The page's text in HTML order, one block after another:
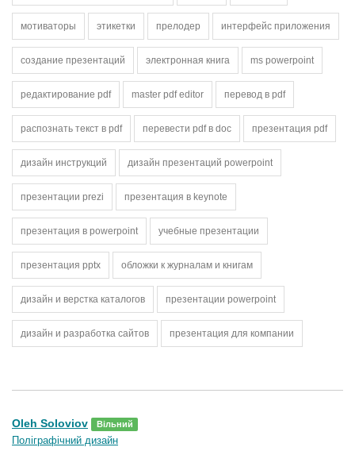
мотиваторы этикетки прелодер интерфейс приложения
создание презентаций электронная книга ms powerpoint
редактирование pdf master pdf editor перевод в pdf
распознать текст в pdf перевести pdf в doc презентация pdf
дизайн инструкций дизайн презентаций powerpoint
презентации prezi презентация в keynote
презентация в powerpoint учебные презентации
презентация pptx обложки к журналам и книгам
дизайн и верстка каталогов презентации powerpoint
дизайн и разработка сайтов презентация для компании
Oleh Soloviov Вільний
Поліграфічний дизайн